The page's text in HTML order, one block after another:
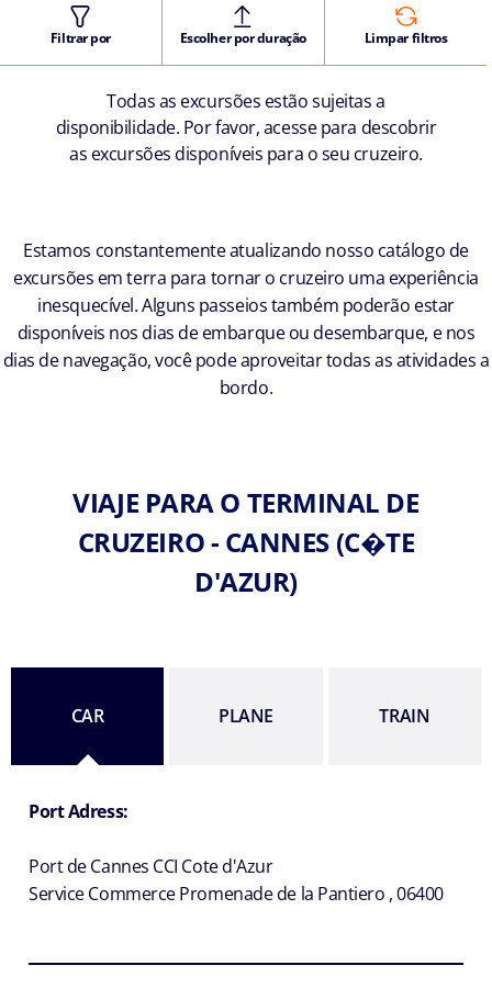
Filtrar por Escolher por duração Limpar filtros
Todas as excursões estão sujeitas a
disponibilidade. Por favor, acesse para descobrir
as excursões disponíveis para o seu cruzeiro.
Estamos constantemente atualizando nosso catálogo de
excursões em terra para tornar o cruzeiro uma experiência
inesquecível. Alguns passeios também poderão estar
disponíveis nos dias de embarque ou desembarque, e nos
dias de navegação, você pode aproveitar todas as atividades a
bordo.
VIAJE PARA O TERMINAL DE
CRUZEIRO - CANNES (C�TE
D'AZUR)
CAR PLANE TRAIN
Port Adress:
Port de Cannes CCI Cote d'Azur
Service Commerce Promenade de la Pantiero , 06400